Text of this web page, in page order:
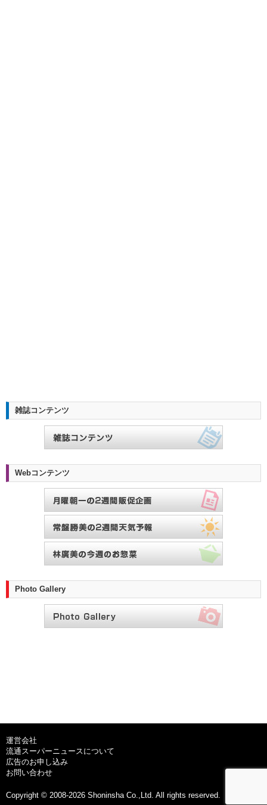
雑誌コンテンツ
Webコンテンツ
Photo Gallery
運営会社
流通スーパーニュースについて
広告のお申し込み
お問い合わせ
Copyright © 2008-2026 Shoninsha Co.,Ltd. All rights reserved.